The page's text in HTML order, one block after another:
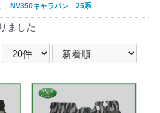
| NV350キャラバン 25系
ました